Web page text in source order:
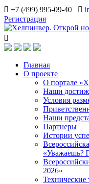
+7 (499) 995-09-40
Регистрация
Главная
О проекте
О портале
Наши
Условия
Наши
Партнеры
Истории
«Уважаешь?
2026»
Технические